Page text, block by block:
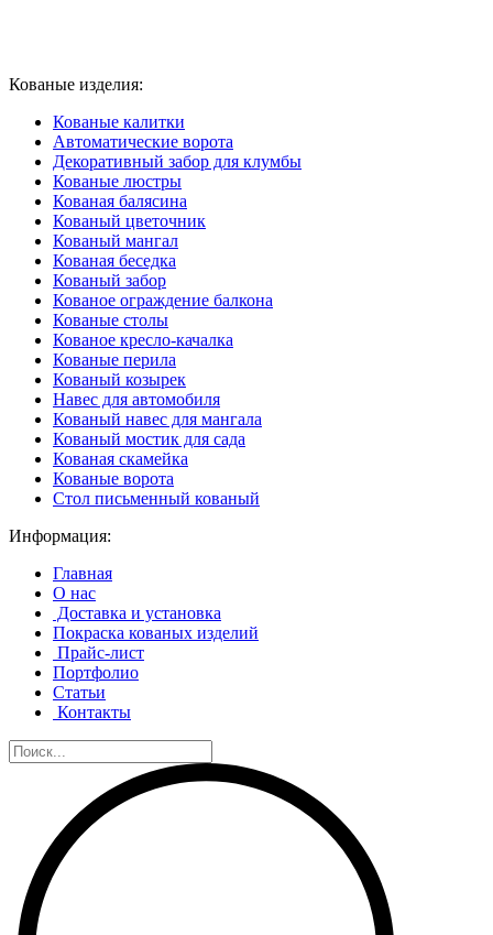
Кованые изделия:
Кованые калитки
Автоматические ворота
Декоративный забор для клумбы
Кованые люстры
Кованая балясина
Кованый цветочник
Кованый мангал
Кованая беседка
Кованый забор
Кованое ограждение балкона
Кованые столы
Кованое кресло-качалка
Кованые перила
Кованый козырек
Навес для автомобиля
Кованый навес для мангала
Кованый мостик для сада
Кованая скамейка
Кованые ворота
Стол письменный кованый
Информация:
Главная
О нас
Доставка и установка
Покраска кованых изделий
Прайс-лист
Портфолио
Статьи
Контакты